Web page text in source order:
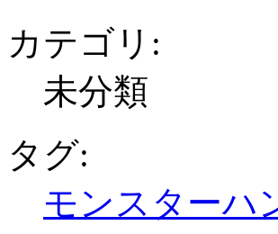
カテゴリ:
未分類
タグ:
モンスターハ